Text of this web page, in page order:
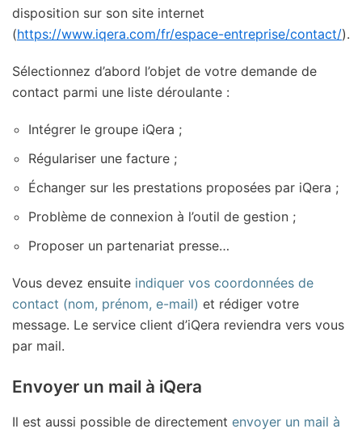
disposition sur son site internet
(https://www.iqera.com/fr/espace-entreprise/contact/).
Sélectionnez d’abord l’objet de votre demande de
contact parmi une liste déroulante :
Intégrer le groupe iQera ;
Régulariser une facture ;
Échanger sur les prestations proposées par iQera ;
Problème de connexion à l’outil de gestion ;
Proposer un partenariat presse…
Vous devez ensuite indiquer vos coordonnées de
contact (nom, prénom, e-mail) et rédiger votre
message. Le service client d’iQera reviendra vers vous
par mail.
Envoyer un mail à iQera
Il est aussi possible de directement envoyer un mail à